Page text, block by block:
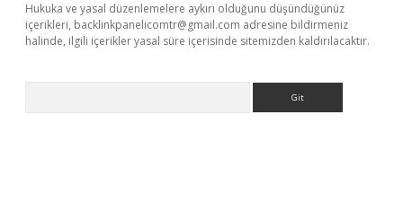
Hukuka ve yasal düzenlemelere aykırı olduğunu düşündüğünüz
içerikleri, backlinkpanelicomtr@gmail.com adresine bildirmeniz
halinde, ilgili içerikler yasal süre içerisinde sitemizden kaldırılacaktır.